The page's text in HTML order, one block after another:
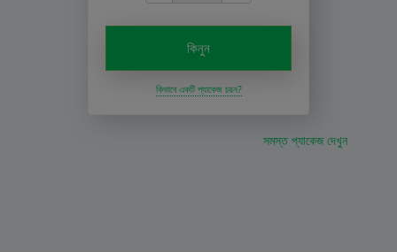
কিনুন
কিভাবে একটি প্যাকেজ চয়ন?
সমস্ত প্যাকেজ দেখুন